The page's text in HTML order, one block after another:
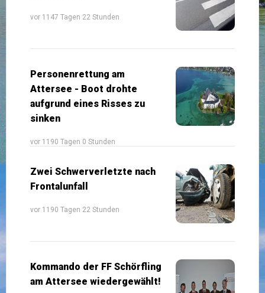
vor 1147 Tagen 22 Stunden
Personenrettung am
Attersee - Boot drohte
aufgrund eines Risses zu
sinken
vor 1190 Tagen 0 Stunden
Zwei Schwerverletzte nach
Frontalunfall
vor 1190 Tagen 22 Stunden
Kommando der FF Schörfling
am Attersee wiedergewählt!